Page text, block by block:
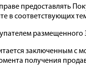
предоставлять
в соответствующих
размещенного
заключенным с
получения